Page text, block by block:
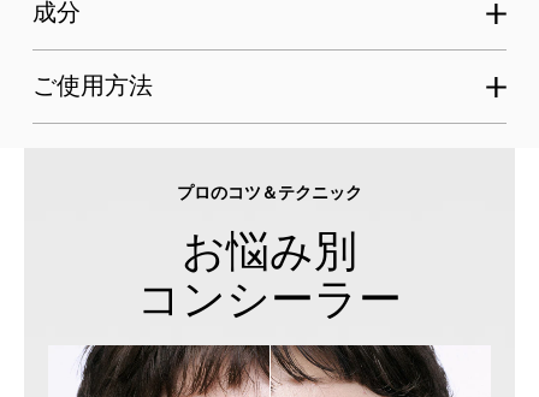
成分
ご使用方法
プロのコツ＆テクニック
お悩み別
コンシーラー